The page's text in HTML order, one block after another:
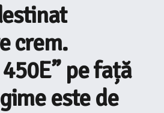
crem.
pe față
este de